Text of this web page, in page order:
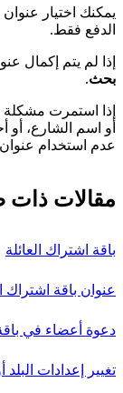
يمكنك اختيار
الدفع فقط.
إذا لم يتم إكمال
بحث.
إذا استمرت مشكلة
أو اسم الشارع، أو
عدم استخدام
مقالات ذات
باقة اشتراك العائلة
عنوان باقة اشتراك
دعوة أعضاء في باقة
تغيير إعدادات البلد